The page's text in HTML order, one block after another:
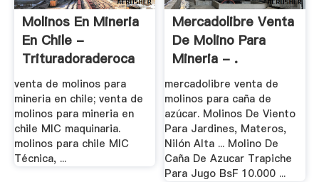
Molinos En Mineria
En Chile -
Trituradoraderoca
venta de molinos para
mineria en chile; venta de
molinos para mineria en
chile MIC maquinaria.
molinos para chile MIC
Técnica, ...
Mercadolibre Venta
De Molino Para
Mineria - .
mercadolibre venta de
molinos para caña de
azúcar. Molinos De Viento
Para Jardines, Materos,
Nilón Alta ... Molino De
Caña De Azucar Trapiche
Para Jugo BsF 10.000 ...